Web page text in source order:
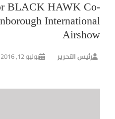
BLACK HAWK Co-
International
Airshow
رئيس التحرير يوليو 12, 2016